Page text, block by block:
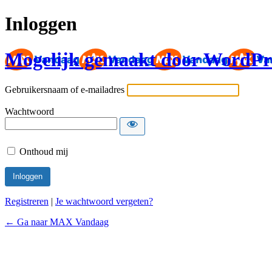
Inloggen
Mogelijk gemaakt door
Gebruikersnaam of e-mailadres
Wachtwoord
Onthoud mij
Registreren | Je wachtwoord vergeten?
← Ga naar MAX Vandaag